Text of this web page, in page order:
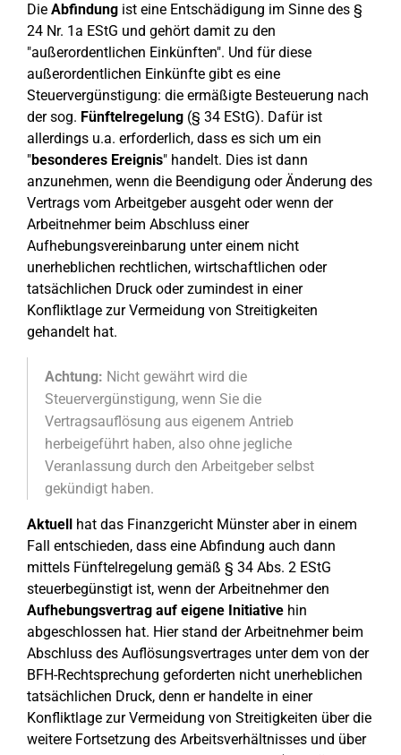
Die Abfindung ist eine Entschädigung im Sinne des §
24 Nr. 1a EStG und gehört damit zu den
"außerordentlichen Einkünften". Und für diese
außerordentlichen Einkünfte gibt es eine
Steuervergünstigung: die ermäßigte Besteuerung nach
der sog. Fünftelregelung (§ 34 EStG). Dafür ist
allerdings u.a. erforderlich, dass es sich um ein
"besonderes Ereignis" handelt. Dies ist dann
anzunehmen, wenn die Beendigung oder Änderung des
Vertrags vom Arbeitgeber ausgeht oder wenn der
Arbeitnehmer beim Abschluss einer
Aufhebungsvereinbarung unter einem nicht
unerheblichen rechtlichen, wirtschaftlichen oder
tatsächlichen Druck oder zumindest in einer
Konfliktlage zur Vermeidung von Streitigkeiten
gehandelt hat.
Achtung: Nicht gewährt wird die
Steuervergünstigung, wenn Sie die
Vertragsauflösung aus eigenem Antrieb
herbeigeführt haben, also ohne jegliche
Veranlassung durch den Arbeitgeber selbst
gekündigt haben.
Aktuell hat das Finanzgericht Münster aber in einem
Fall entschieden, dass eine Abfindung auch dann
mittels Fünftelregelung gemäß § 34 Abs. 2 EStG
steuerbegünstigt ist, wenn der Arbeitnehmer den
Aufhebungsvertrag auf eigene Initiative hin
abgeschlossen hat. Hier stand der Arbeitnehmer beim
Abschluss des Auflösungsvertrages unter dem von der
BFH-Rechtsprechung geforderten nicht unerheblichen
tatsächlichen Druck, denn er handelte in einer
Konfliktlage zur Vermeidung von Streitigkeiten über die
weitere Fortsetzung des Arbeitsverhältnisses und über